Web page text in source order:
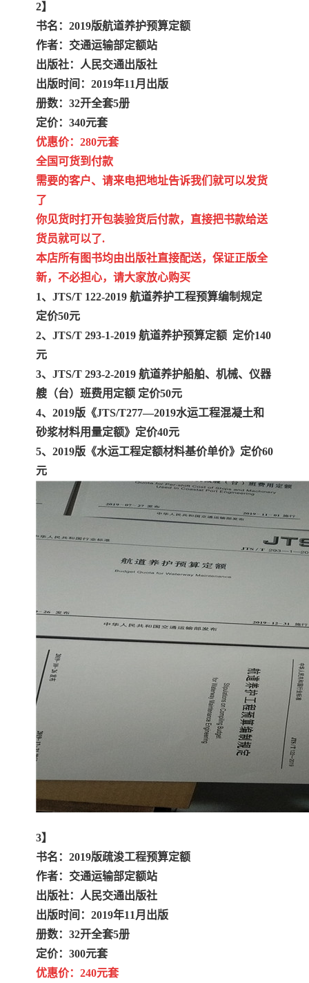
2】
书名：2019版航道养护预算定额
作者：交通运输部定额站
出版社：人民交通出版社
出版时间：2019年11月出版
册数：32开全套5册
定价：340元套
优惠价：280元套
全国可货到付款
需要的客户、请来电把地址告诉我们就可以发货
了
你见货时打开包装验货后付款，直接把书款给送
货员就可以了.
本店所有图书均由出版社直接配送，保证正版全
新，不必担心，请大家放心购买
1、JTS/T 122-2019 航道养护工程预算编制规定
定价50元
2、JTS/T 293-1-2019 航道养护预算定额 定价140
元
3、JTS/T 293-2-2019 航道养护船舶、机械、仪器
艘（台）班费用定额 定价50元
4、2019版《JTS/T277—2019水运工程混凝土和
砂浆材料用量定额》定价40元
5、2019版《水运工程定额材料基价单价》定价60
元
3】
书名：2019版疏浚工程预算定额
作者：交通运输部定额站
出版社：人民交通出版社
出版时间：2019年11月出版
册数：32开全套5册
定价：300元套
优惠价：240元套